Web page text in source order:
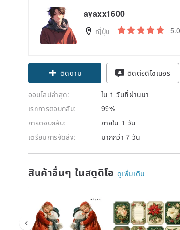
ayaxx1600
ญี่ปุ่น 5.0
ติดตาม ติดต่อดีไซเนอร์
ออนไลน์ล่าสุด:
ใน 1 วันที่ผ่านมา
เรทการตอบกลับ:
99%
การตอบกลับ:
ภายใน 1 วัน
เตรียมการจัดส่ง:
มากกว่า 7 วัน
สินค้าอื่นๆ ในสตูดิโอ ดูเพิ่มเติม